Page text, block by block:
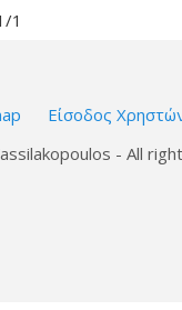
1
Είσοδος
- All